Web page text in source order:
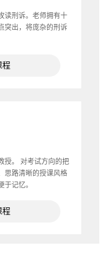
读刑诉。老师拥有十
突出，将庞杂的刑诉
程
授。 对考试方向的把
思路清晰的授课风格
记忆。
程